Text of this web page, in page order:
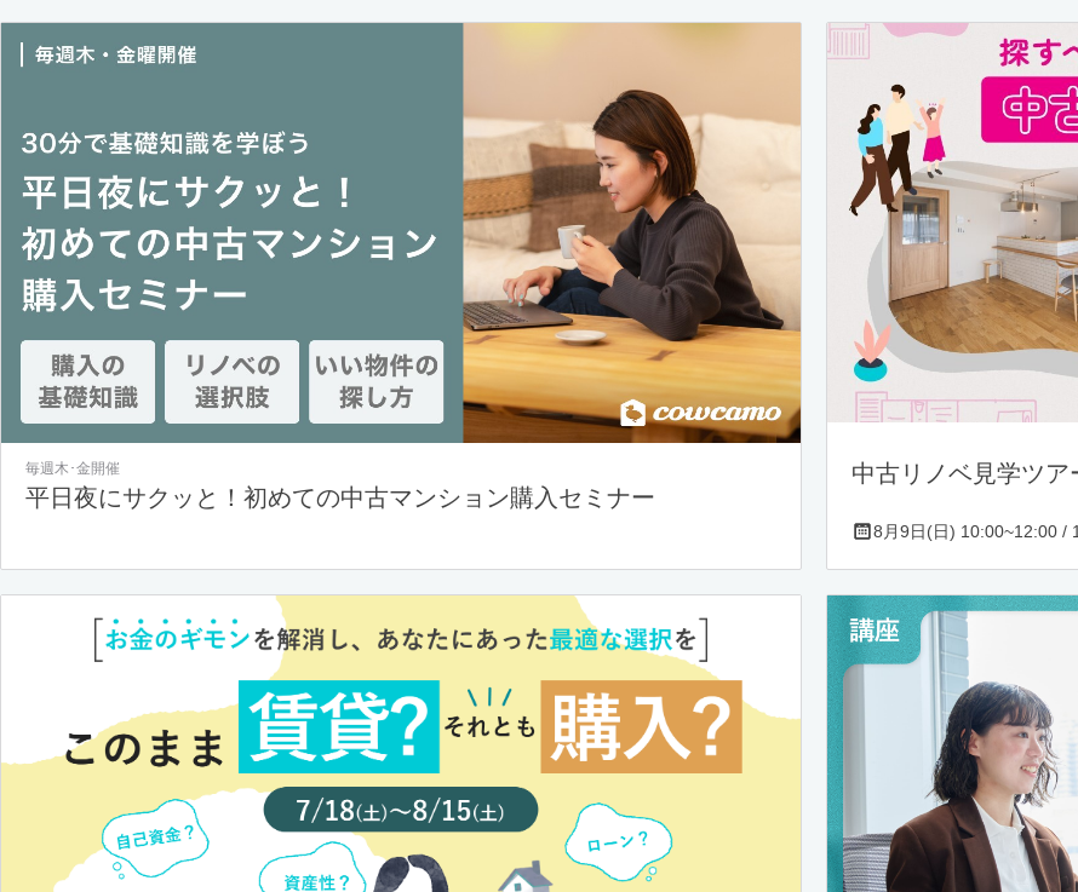
毎週木･金開催
平日夜にサクッと！初めての中古マンション購入セミナー
中古リノベ見学ツア
8月9日(日) 10:00~12:00 /